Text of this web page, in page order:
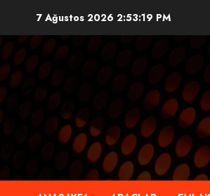
content
7 Ağustos 2026 2:53:20 PM